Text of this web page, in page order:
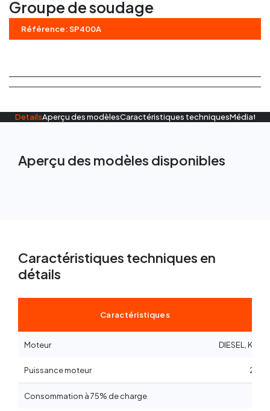
Régles vibrantes
Groupe de soudage
Référence: SP400A
DetailsAperçu des modèlesCaractéristiques techniques
Aperçu des modèles disponibles
Caractéristiques techniques en
détails
Caractéristiques
Moteur DIESEL,
Puissance moteur 24,8
Consommation à 75% de charge